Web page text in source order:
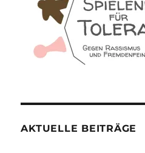
AKTUELLE BEITRÄGE